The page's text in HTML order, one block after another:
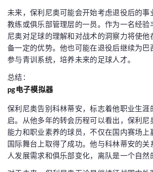
未来，保利尼奥可能会开始考虑退役后的事
教练或俱乐部管理层的一员。作为一名经验
尼奥对足球的理解和对战术的洞察力将使他
备一定的优势。他也可能在退役后继续为巴
参与青训系统，培养未来的足球人才。
总结：
pg电子模拟器
保利尼奥告别科林蒂安，标志着他职业生涯
启。从他多年的转会历程可以看出，保利尼
能力和职业素养的球员，不仅在国内赛场上
国际舞台上取得了成功。他与科林蒂安的关
人发展需求和俱乐部变化，离队是一个自然